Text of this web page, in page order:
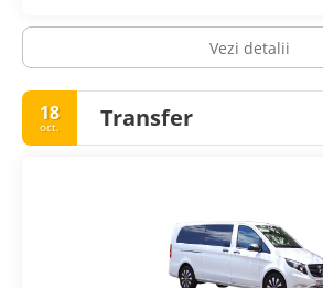
Vezi detalii
18
oct. Transfer